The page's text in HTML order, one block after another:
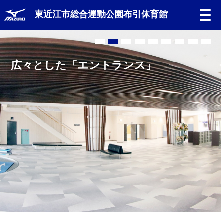
東近江市総合運動公園布引体育館
広々とした「エントランス」